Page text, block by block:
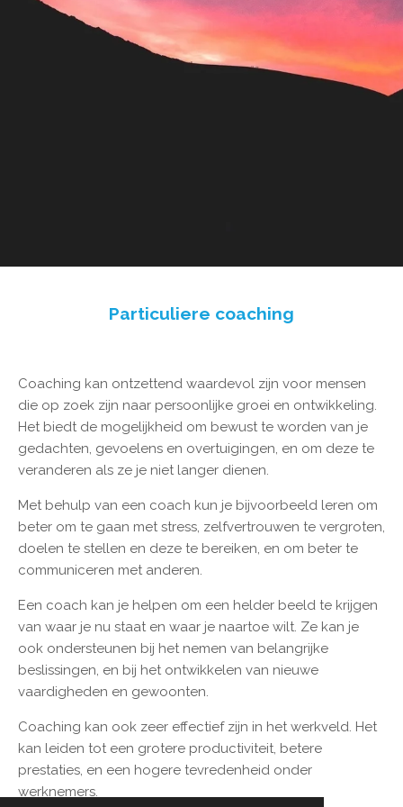
Particuliere coaching
Coaching kan ontzettend waardevol zijn voor mensen
die op zoek zijn naar persoonlijke groei en ontwikkeling.
Het biedt de mogelijkheid om bewust te worden van je
gedachten, gevoelens en overtuigingen, en om deze te
veranderen als ze je niet langer dienen.
Met behulp van een coach kun je bijvoorbeeld leren om
beter om te gaan met stress, zelfvertrouwen te vergroten,
doelen te stellen en deze te bereiken, en om beter te
communiceren met anderen.
Een coach kan je helpen om een helder beeld te krijgen
van waar je nu staat en waar je naartoe wilt. Ze kan je
ook ondersteunen bij het nemen van belangrijke
beslissingen, en bij het ontwikkelen van nieuwe
vaardigheden en gewoonten.
Coaching kan ook zeer effectief zijn in het werkveld. Het
kan leiden tot een grotere productiviteit, betere
prestaties, en een hogere tevredenheid onder
werknemers.